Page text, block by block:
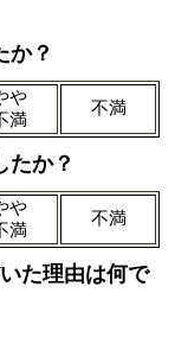
か？
や
満
不満
たか？
や
満
不満
た理由は何で